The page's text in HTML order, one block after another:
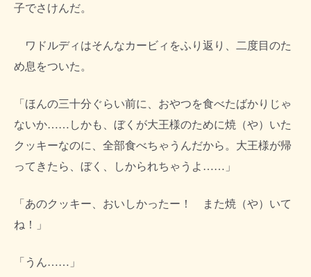
子でさけんだ。
ワドルディはそんなカービィをふり返り、二度目のた
め息をついた。
「ほんの三十分ぐらい前に、おやつを食べたばかりじゃ
ないか……しかも、ぼくが大王様のために焼（や）いた
クッキーなのに、全部食べちゃうんだから。大王様が帰
ってきたら、ぼく、しかられちゃうよ……」
「あのクッキー、おいしかったー！ また焼（や）いて
ね！」
「うん……」